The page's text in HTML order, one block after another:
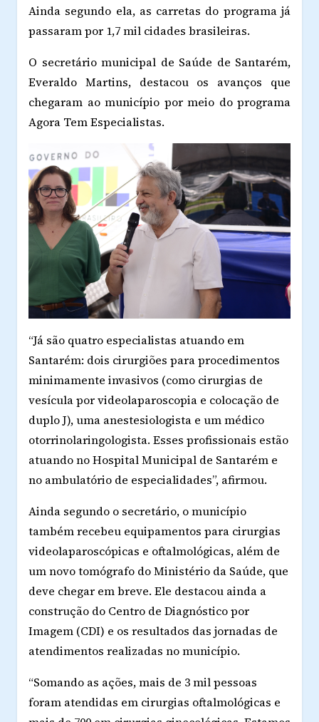
Ainda segundo ela, as carretas do programa já
passaram por 1,7 mil cidades brasileiras.
O secretário municipal de Saúde de Santarém,
Everaldo Martins, destacou os avanços que
chegaram ao município por meio do programa
Agora Tem Especialistas.
“Já são quatro especialistas atuando em
Santarém: dois cirurgiões para procedimentos
minimamente invasivos (como cirurgias de
vesícula por videolaparoscopia e colocação de
duplo J), uma anestesiologista e um médico
otorrinolaringologista. Esses profissionais estão
atuando no Hospital Municipal de Santarém e
no ambulatório de especialidades”, afirmou.
Ainda segundo o secretário, o município
também recebeu equipamentos para cirurgias
videolaparoscópicas e oftalmológicas, além de
um novo tomógrafo do Ministério da Saúde, que
deve chegar em breve. Ele destacou ainda a
construção do Centro de Diagnóstico por
Imagem (CDI) e os resultados das jornadas de
atendimentos realizadas no município.
“Somando as ações, mais de 3 mil pessoas
foram atendidas em cirurgias oftalmológicas e